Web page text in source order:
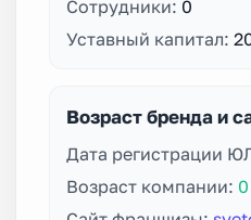
Сотрудники: 0
Уставный капитал:
Возраст бренда и
Дата регистрации
Возраст компании: